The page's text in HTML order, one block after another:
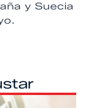
y Suecia